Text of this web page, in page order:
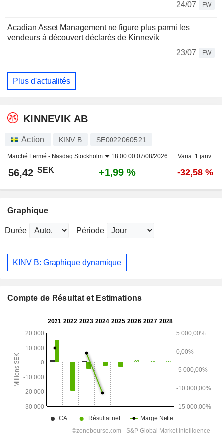
24/07
FW
Acadian Asset Management ne figure plus parmi les
vendeurs à découvert déclarés de Kinnevik
23/07
FW
Plus d'actualités
KINNEVIK AB
Action KINV B SE0022060521
Marché Fermé - Nasdaq Stockholm 18:00:00 07/08/2026 Varia. 1 janv.
56,42 SEK +1,99 % -32,58 %
Graphique
Durée Période
KINV B: Graphique dynamique
Compte de Résultat et Estimations